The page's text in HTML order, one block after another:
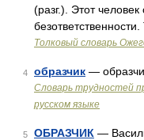
(разг.). Этот
Толковый словарь
4 образчик —
Словарь трудностей
русском языке
5 ОБРАЗЧИК —